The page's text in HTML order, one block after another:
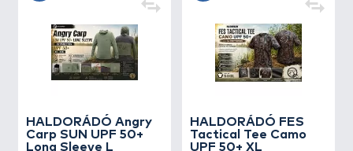
HALDORÁDÓ Angry
Carp SUN UPF 50+
Long Sleeve L
HALDORÁDÓ FES
Tactical Tee Camo
UPF 50+ XL